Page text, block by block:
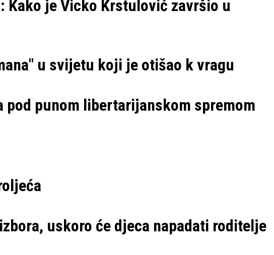
Kako je Vicko Krstulović završio u
u svijetu koji je otišao k vragu
pod punom libertarijanskom spremom
uskoro će djeca napadati roditelje